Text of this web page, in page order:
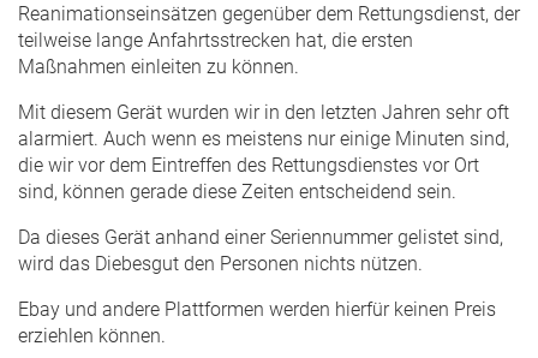
Reanimationseinsätzen gegenüber dem Rettungsdienst, der
teilweise lange Anfahrtsstrecken hat, die ersten
Maßnahmen einleiten zu können.
Mit diesem Gerät wurden wir in den letzten Jahren sehr oft
alarmiert. Auch wenn es meistens nur einige Minuten sind,
die wir vor dem Eintreffen des Rettungsdienstes vor Ort
sind, können gerade diese Zeiten entscheidend sein.
Da dieses Gerät anhand einer Seriennummer gelistet sind,
wird das Diebesgut den Personen nichts nützen.
Ebay und andere Plattformen werden hierfür keinen Preis
erziehlen können.